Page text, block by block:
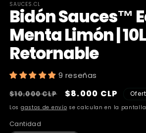
SAUCES.CL
Bidón Sauces™
Menta Limón | 10L
Retornable
9 reseñas
Precio
habitual
$10.000 CLP
Precio
de
$8.000 CLP
Los gastos de envío se calculan en la
Cantidad
Cantidad